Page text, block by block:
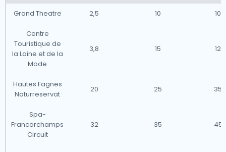
Grand Theatre 2,5 10 10
Centre
Touristique de
la Laine et de la
Mode
3,8 15 12
Hautes Fagnes
Naturreservat
20 25 35
Spa-
Francorchamps
Circuit
32 35 45